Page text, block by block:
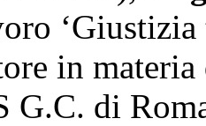
in
G.C. di